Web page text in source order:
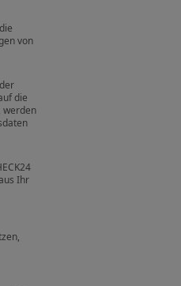
von
die
werden
Ihr